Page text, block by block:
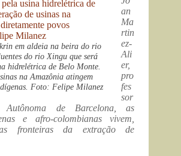
em aldeia na beira do rio
do rio Xingu que será
hidrelétrica de Belo Monte.
na Amazônia atingem
Foto: Felipe Milanez
an
Ma
rtin
ez-
Ali
er,
pro
fes
sor
Autônoma de Barcelona, as
e afro-colombianas vivem,
fronteiras da extração de